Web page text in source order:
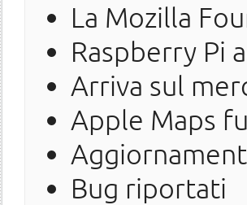
La Mozilla
Raspberry Pi
Arriva sul
Apple Maps
Bug riportati